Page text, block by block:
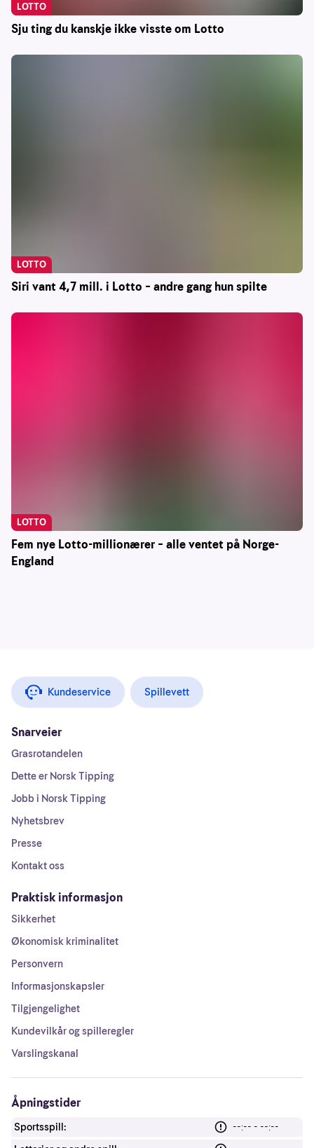
Sju ting du kanskje ikke visste om Lotto
LOTTO
Siri vant 4,7 mill. i Lotto – andre gang hun spilte
LOTTO
Fem nye Lotto-millionærer – alle ventet på Norge-
England
LOTTO
Kundeservice Spillevett
Snarveier
Grasrotandelen
Dette er Norsk Tipping
Jobb i Norsk Tipping
Nyhetsbrev
Presse
Kontakt oss
Praktisk informasjon
Sikkerhet
Økonomisk kriminalitet
Personvern
Informasjonskapsler
Tilgjengelighet
Kundevilkår og spilleregler
Varslingskanal
Åpningstider
Sportsspill:
--:-- - --:--